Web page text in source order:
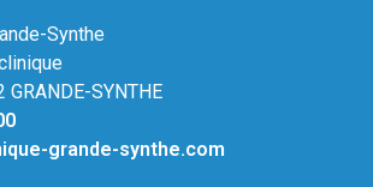
Synthe
SYNTHE
grande-synthe.com